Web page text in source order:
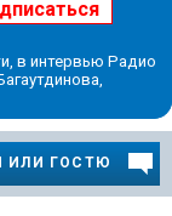
в интервью Радио
ИЛИ ГОСТЮ